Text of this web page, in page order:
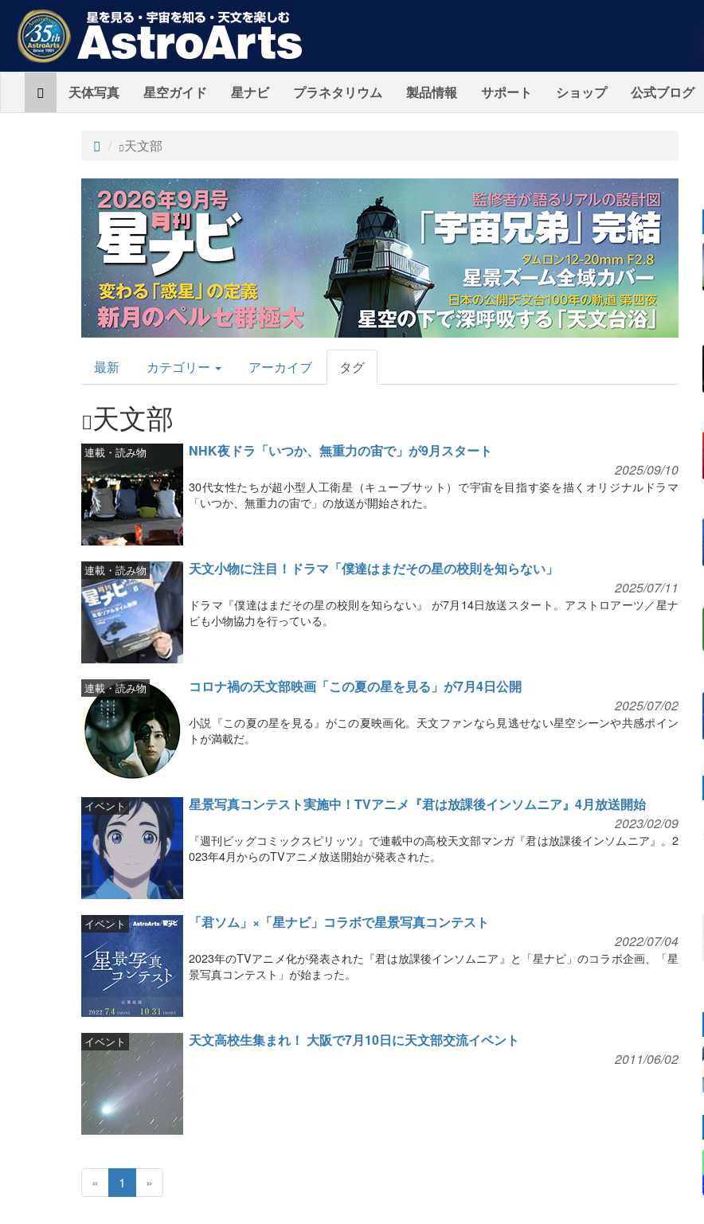
Home天体写真 星空ガイド 星ナビ プラネタリウム 製品情報 サポート ショップ 公式ブログ
ト
プ
天文部
AstroArts
Topics
最新 カテゴリー アーカイブ タグ
天文部
NHK夜ドラ「いつか、無重力の宙で」が9月スタート
連載・読み物
2025/09/10
30代女性たちが超小型人工衛星（キューブサット）で宇宙を目指す姿を描くオリジナルドラマ
「いつか、無重力の宙で」の放送が開始された。
天文小物に注目！ドラマ「僕達はまだその星の校則を知らない」
連載・読み物
2025/07/11
ドラマ『僕達はまだその星の校則を知らない』 が7月14日放送スタート。アストロアーツ／星ナ
ビも小物協力を行っている。
コロナ禍の天文部映画「この夏の星を見る」が7月4日公開
連載・読み物
2025/07/02
小説『この夏の星を見る』がこの夏映画化。天文ファンなら見逃せない星空シーンや共感ポイン
トが満載だ。
星景写真コンテスト実施中！TVアニメ『君は放課後インソムニア』4月放送開始
イベント
2023/02/09
『週刊ビッグコミックスピリッツ』で連載中の高校天文部マンガ『君は放課後インソムニア』。2
023年4月からのTVアニメ放送開始が発表された。
「君ソム」×「星ナビ」コラボで星景写真コンテスト
イベント
2022/07/04
2023年のTVアニメ化が発表された『君は放課後インソムニア』と「星ナビ」のコラボ企画、「星
景写真コンテスト」が始まった。
天文高校生集まれ！ 大阪で7月10日に天文部交流イベント
イベント
2011/06/02
« 1 »